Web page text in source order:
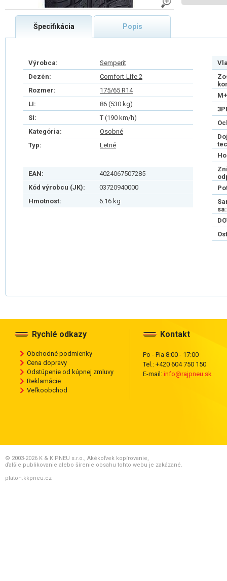
Špecifikácia Popis
Výrobca:
Semperit
Dezén:
Comfort-Life 2
Rozmer:
175/65 R14
LI:
86 (530 kg)
SI:
T (190 km/h)
Kategória:
Osobné
Typ:
Letné
EAN:
4024067507285
Kód výrobcu (JK):
03720940000
Hmotnost:
6.16 kg
sa:
Rychlé odkazy
Obchodné podmienky
Cena dopravy
Odstúpenie od kúpnej zmluvy
Reklamácie
Veľkoobchod
Kontakt
Po - Pia 8:00 - 17:00
Tel.: +420 604 750 150
E-mail: info@rajpneu.sk
© 2003-2026 K & K PNEU s.r.o., Akékoľvek kopírovanie,
ďalšie publikovanie alebo šírenie obsahu tohto webu je zakázané.
platon.kkpneu.cz